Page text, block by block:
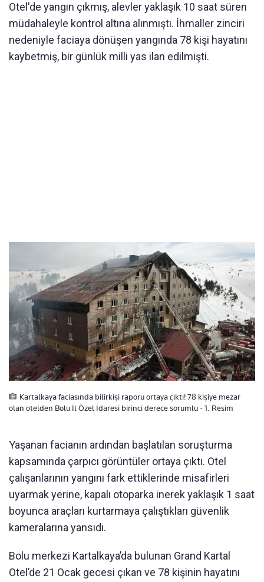
Otel'de yangın çıkmış, alevler yaklaşık 10 saat süren
müdahaleyle kontrol altına alınmıştı. İhmaller zinciri
nedeniyle faciaya dönüşen yangında 78 kişi hayatını
kaybetmiş, bir günlük milli yas ilan edilmişti.
Kartalkaya faciasında bilirkişi raporu ortaya çıktı! 78 kişiye mezar
olan otelden Bolu İl Özel İdaresi birinci derece sorumlu - 1. Resim
Yaşanan facianın ardından başlatılan soruşturma
kapsamında çarpıcı görüntüler ortaya çıktı. Otel
çalışanlarının yangını fark ettiklerinde misafirleri
uyarmak yerine, kapalı otoparka inerek yaklaşık 1 saat
boyunca araçları kurtarmaya çalıştıkları güvenlik
kameralarına yansıdı.
Bolu merkezi Kartalkaya’da bulunan Grand Kartal
Otel’de 21 Ocak gecesi çıkan ve 78 kişinin hayatını